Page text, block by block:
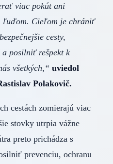
viac pokút ani
ľuďom. Cieľom je chrániť
cesty,
a posilniť rešpekt k
všetkých,“ uviedol
Polakovič.
cestách zomierajú viac
stovky utrpia vážne
preto prichádza s
prevenciu, ochranu